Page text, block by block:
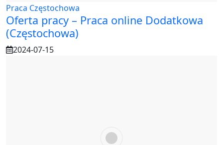
Praca Częstochowa
Oferta pracy – Praca online Dodatkowa
(Częstochowa)
2024-07-15